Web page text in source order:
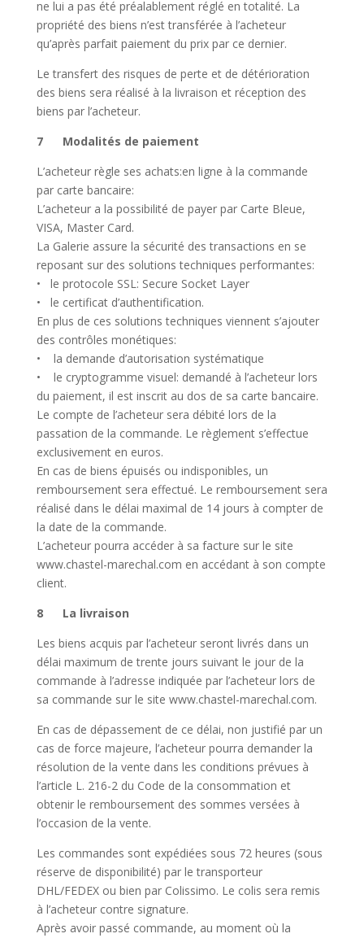
ne lui a pas été préalablement réglé en totalité. La
propriété des biens n’est transférée à l’acheteur
qu’après parfait paiement du prix par ce dernier.
Le transfert des risques de perte et de détérioration
des biens sera réalisé à la livraison et réception des
biens par l’acheteur.
7 Modalités de paiement
L’acheteur règle ses achats:en ligne à la commande
par carte bancaire:
L’acheteur a la possibilité de payer par Carte Bleue,
VISA, Master Card.
La Galerie assure la sécurité des transactions en se
reposant sur des solutions techniques performantes:
• le protocole SSL: Secure Socket Layer
• le certificat d’authentification.
En plus de ces solutions techniques viennent s’ajouter
des contrôles monétiques:
• la demande d’autorisation systématique
• le cryptogramme visuel: demandé à l’acheteur lors
du paiement, il est inscrit au dos de sa carte bancaire.
Le compte de l’acheteur sera débité lors de la
passation de la commande. Le règlement s’effectue
exclusivement en euros.
En cas de biens épuisés ou indisponibles, un
remboursement sera effectué. Le remboursement sera
réalisé dans le délai maximal de 14 jours à compter de
la date de la commande.
L’acheteur pourra accéder à sa facture sur le site
www.chastel-marechal.com en accédant à son compte
client.
8 La livraison
Les biens acquis par l’acheteur seront livrés dans un
délai maximum de trente jours suivant le jour de la
commande à l’adresse indiquée par l’acheteur lors de
sa commande sur le site www.chastel-marechal.com.
En cas de dépassement de ce délai, non justifié par un
cas de force majeure, l’acheteur pourra demander la
résolution de la vente dans les conditions prévues à
l’article L. 216-2 du Code de la consommation et
obtenir le remboursement des sommes versées à
l’occasion de la vente.
Les commandes sont expédiées sous 72 heures (sous
réserve de disponibilité) par le transporteur
DHL/FEDEX ou bien par Colissimo. Le colis sera remis
à l’acheteur contre signature.
Après avoir passé commande, au moment où la